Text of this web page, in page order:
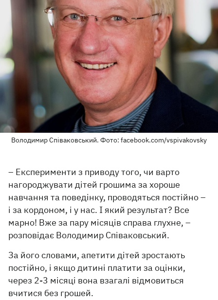
Володимир Співаковський. Фото: facebook.com/vspivakovsky
– Експерименти з приводу того, чи варто
нагороджувати дітей грошима за хороше
навчання та поведінку, проводяться постійно –
і за кордоном, і у нас. І який результат? Все
марно! Вже за пару місяців справа глухне, –
розповідає Володимир Співаковський.
За його словами, апетити дітей зростають
постійно, і якщо дитині платити за оцінки,
через 2-3 місяці вона взагалі відмовиться
вчитися без грошей.